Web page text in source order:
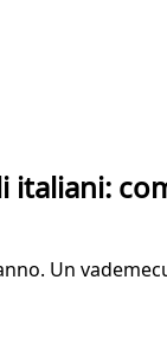
italiani:
Un